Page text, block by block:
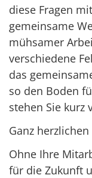
diese Fragen
gemeinsame
mühsamer
verschiedene
das
so den Boden
stehen Sie kurz
Ganz
Ohne Ihre
für die Zukunft